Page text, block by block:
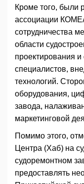
Кроме того, были
ассоциации
сотрудничества
области
проектирования и
специалистов,
технологий.
оборудования,
завода,
маркетинговой
Помимо этого,
Центра (Хаб) на
судоремонтном
предоставлять